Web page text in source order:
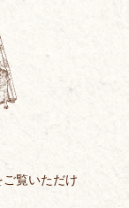
覧いただけ